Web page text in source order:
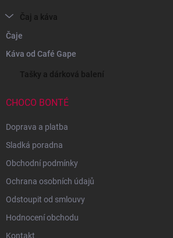
Čaj a káva
Čaje
Káva od Café Gape
Tašky a dárková balení
CHOCO BONTÉ
Doprava a platba
Sladká poradna
Obchodní podmínky
Ochrana osobních údajů
Odstoupit od smlouvy
Hodnocení obchodu
Kontakt